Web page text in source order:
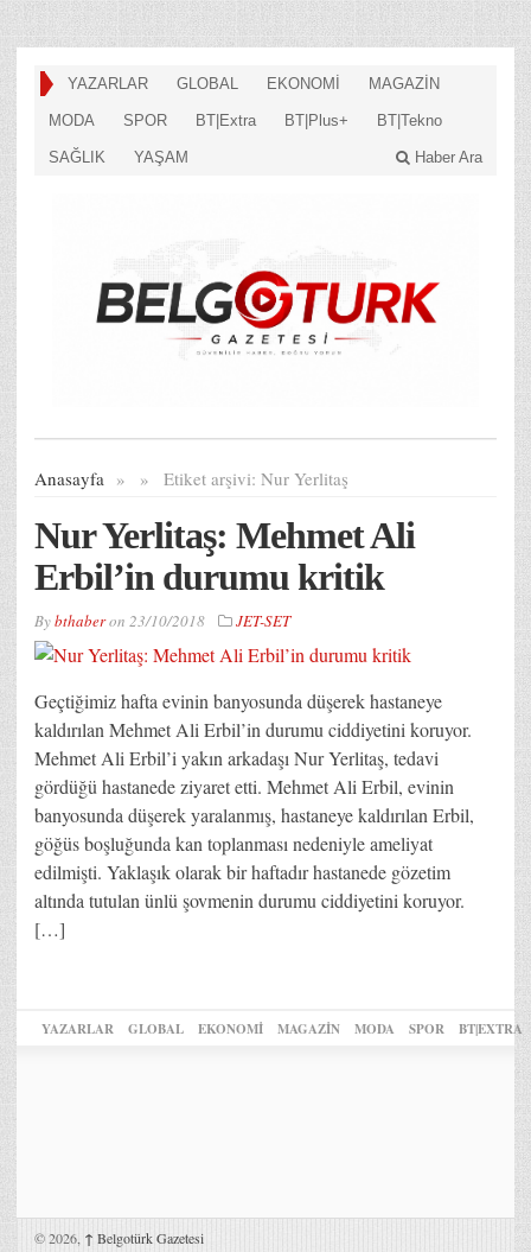
YAZARLAR GLOBAL EKONOMİ MAGAZİN
MODA SPOR BT|Extra BT|Plus+ BT|Tekno
SAĞLIK YAŞAM Haber Ara
Anasayfa » Etiket arşivi:
» Nur Yerlitaş
Nur Yerlitaş: Mehmet Ali
Erbil’in durumu kritik
Bybthaberon 23/10/2018 JET-SET
Geçtiğimiz hafta evinin banyosunda düşerek hastaneye
kaldırılan Mehmet Ali Erbil’in durumu ciddiyetini koruyor.
Mehmet Ali Erbil’i yakın arkadaşı Nur Yerlitaş, tedavi
gördüğü hastanede ziyaret etti. Mehmet Ali Erbil, evinin
banyosunda düşerek yaralanmış, hastaneye kaldırılan Erbil,
göğüs boşluğunda kan toplanması nedeniyle ameliyat
edilmişti. Yaklaşık olarak bir haftadır hastanede gözetim
altında tutulan ünlü şovmenin durumu ciddiyetini koruyor.
[…]
YAZARLAR GLOBAL EKONOMİ MAGAZİN MODA SPOR BT|EXTRA
© 2026, ↑ Belgotürk Gazetesi